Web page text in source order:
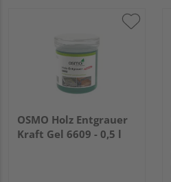
OSMO Holz Entgrauer
Kraft Gel 6609 - 0,5 l